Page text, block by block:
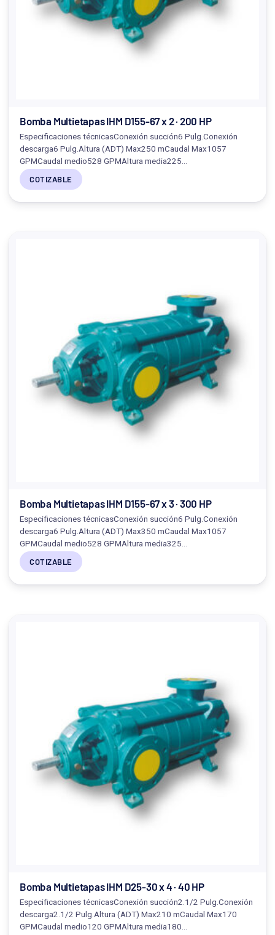
Bomba Multietapas IHM D155-67 x 2 · 200 HP
Especificaciones técnicasConexión succión6 Pulg.Conexión
descarga6 Pulg.Altura (ADT) Max250 mCaudal Max1057
GPMCaudal medio528 GPMAltura media225…
COTIZABLE
Bomba Multietapas IHM D155-67 x 3 · 300 HP
Especificaciones técnicasConexión succión6 Pulg.Conexión
descarga6 Pulg.Altura (ADT) Max350 mCaudal Max1057
GPMCaudal medio528 GPMAltura media325…
COTIZABLE
Bomba Multietapas IHM D25-30 x 4 · 40 HP
Especificaciones técnicasConexión succión2.1/2 Pulg.Conexión
descarga2.1/2 Pulg.Altura (ADT) Max210 mCaudal Max170
GPMCaudal medio120 GPMAltura media180…